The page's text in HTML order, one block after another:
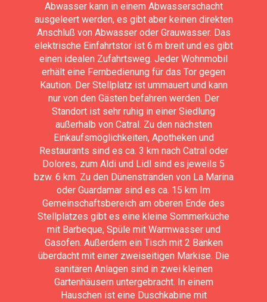
Abwasser kann in einem Abwasserschacht
ausgeleert werden, es gibt aber keinen direkten
Anschluß von Abwasser oder Grauwasser. Das
elektrische Einfahrtstor ist 6 m breit und es gibt
einen idealen Zufahrtsweg. Jeder Wohnmobil
erhält eine Fernbedienung für das Tor gegen
Kaution. Der Stellplatz ist ummauert und kann
nur von den Gästen befahren werden. Der
Standort ist sehr ruhig in einer Siedlung
außerhalb von Catral. Zu den nächsten
Einkaufsmöglichkeiten, Apotheken und
Restaurants sind es ca. 3 km nach Catral oder
Dolores, zum Aldi und Lidl sind es jeweils 5
bzw. 6 km. Zu den Dünenstränden von La Marina
oder Guardamar sind es ca. 15 km Im
Gemeinschaftsbereich am oberen Ende des
Stellplatzes gibt es eine kleine Sommerküche
mit Barbeque, Spüle mit Warmwasser und
Gasofen. Außerdem ein Tisch mit 2 Bänken
überdacht mit einer zweiseitigen Markise. Die
sanitären Anlagen sind in zwei kleinen
Gartenhäusern untergebracht. In einem
Hauschen ist eine Duschkabine mit